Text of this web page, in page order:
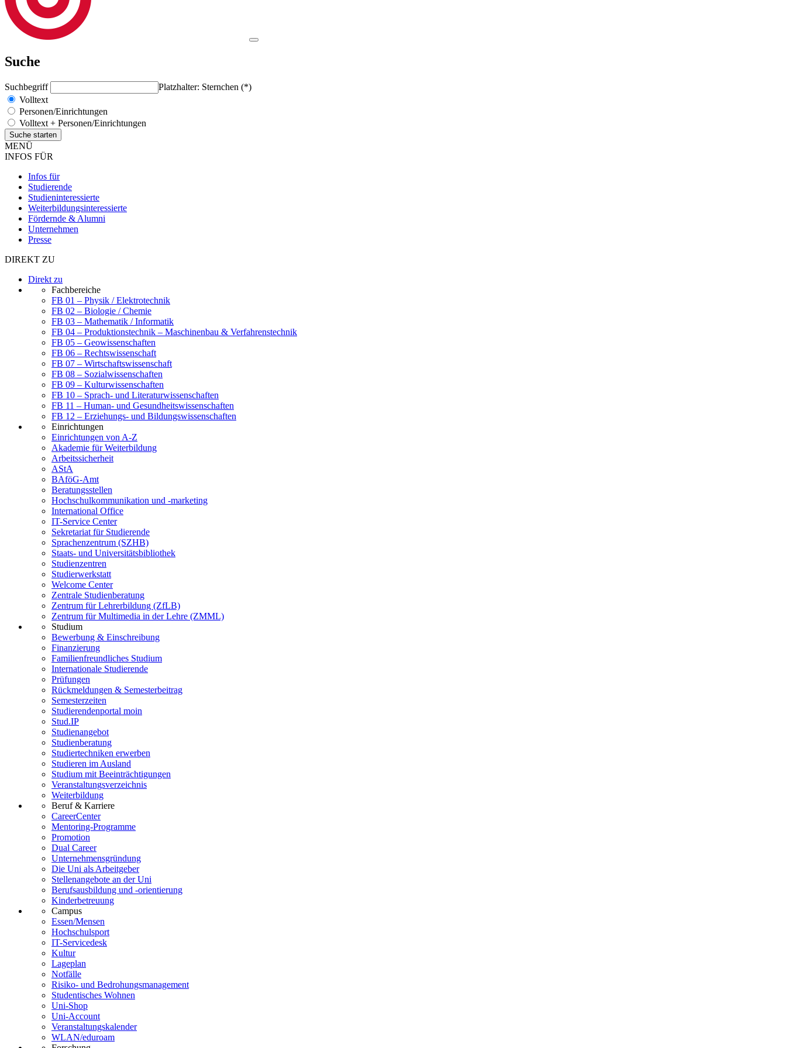
Suche
Suchbegriff
Platzhalter: Sternchen (*)
Volltext
Personen/Einrichtungen
Volltext + Personen/Einrichtungen
MENÜ
INFOS FÜR
Infos für
Studierende
Studieninteressierte
Weiterbildungsinteressierte
Fördernde & Alumni
Unternehmen
Presse
DIREKT ZU
Direkt zu
Fachbereiche
FB 01 – Physik / Elektrotechnik
FB 02 – Biologie / Chemie
FB 03 – Mathematik / Informatik
FB 04 – Produktionstechnik – Maschinenbau & Verfahrenstechnik
FB 05 – Geowissenschaften
FB 06 – Rechtswissenschaft
FB 07 – Wirtschaftswissenschaft
FB 08 – Sozialwissenschaften
FB 09 – Kulturwissenschaften
FB 10 – Sprach- und Literaturwissenschaften
FB 11 – Human- und Gesundheitswissenschaften
FB 12 – Erziehungs- und Bildungswissenschaften
Einrichtungen
Einrichtungen von A-Z
Akademie für Weiterbildung
Arbeitssicherheit
AStA
BAföG-Amt
Beratungsstellen
Hochschulkommunikation und -marketing
International Office
IT-Service Center
Sekretariat für Studierende
Sprachenzentrum (SZHB)
Staats- und Universitätsbibliothek
Studienzentren
Studierwerkstatt
Welcome Center
Zentrale Studienberatung
Zentrum für Lehrerbildung (ZfLB)
Zentrum für Multimedia in der Lehre (ZMML)
Studium
Bewerbung & Einschreibung
Finanzierung
Familienfreundliches Studium
Internationale Studierende
Prüfungen
Rückmeldungen & Semesterbeitrag
Semesterzeiten
Studierendenportal moin
Stud.IP
Studienangebot
Studienberatung
Studiertechniken erwerben
Studieren im Ausland
Studium mit Beeinträchtigungen
Veranstaltungsverzeichnis
Weiterbildung
Beruf & Karriere
CareerCenter
Mentoring-Programme
Promotion
Dual Career
Unternehmensgründung
Die Uni als Arbeitgeber
Stellenangebote an der Uni
Berufsausbildung und -orientierung
Kinderbetreuung
Campus
Essen/Mensen
Hochschulsport
IT-Servicedesk
Kultur
Lageplan
Notfälle
Risiko- und Bedrohungsmanagement
Studentisches Wohnen
Uni-Shop
Uni-Account
Veranstaltungskalender
WLAN/eduroam